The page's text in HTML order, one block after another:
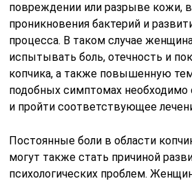
повреждении или разрыве кожи,
проникновения бактерий и
процесса. В таком случае
испытывать боль, отечность и
копчика, а также повышенную
подобных симптомах необходимо
и пройти соответствующее
Постоянные боли в области
могут также стать причиной
психологических проблем.